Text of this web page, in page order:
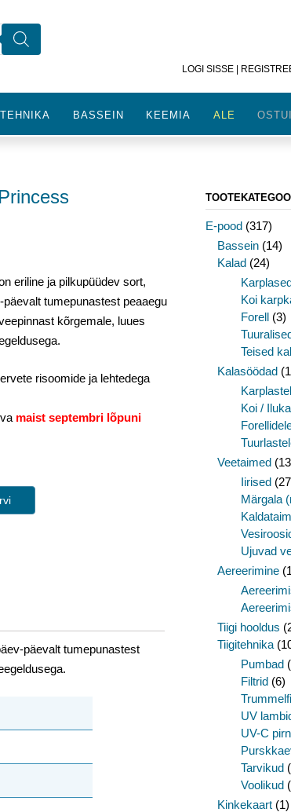
LOGI SISSE |
BASSEIN KEEMIA ALE
eriline ja pilkupüüdev sort,
tumepunastest peaaegu
kõrgemale, luues
risoomide ja lehtedega
maist septembri lõpuni
päevalt tumepunastest
E-pood (317)
Bassein (14)
Kalad (24)
Koi
Forell (3)
Teised
Kalasöödad
Koi /
Veetaimed
Iirised
Märgala
Ujuvad
Aereerimine
Tiigi hooldus
Tiigitehnika
Pumbad
Filtrid (6)
UV
UV-C
Tarvikud
Voolikud
Kinkekaart (1)